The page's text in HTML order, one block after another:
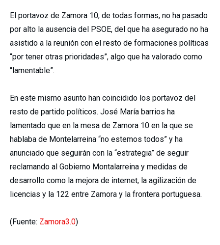
El portavoz de Zamora 10, de todas formas, no ha pasado
por alto la ausencia del PSOE, del que ha asegurado no ha
asistido a la reunión con el resto de formaciones políticas
“por tener otras prioridades”, algo que ha valorado como
“lamentable”.
En este mismo asunto han coincidido los portavoz del
resto de partido políticos. José María barrios ha
lamentado que en la mesa de Zamora 10 en la que se
hablaba de Montelarreina “no estemos todos” y ha
anunciado que seguirán con la “estrategia” de seguir
reclamando al Gobierno Montalarreina y medidas de
desarrollo como la mejora de internet, la agilización de
licencias y la 122 entre Zamora y la frontera portuguesa.
(Fuente: Zamora3.0)